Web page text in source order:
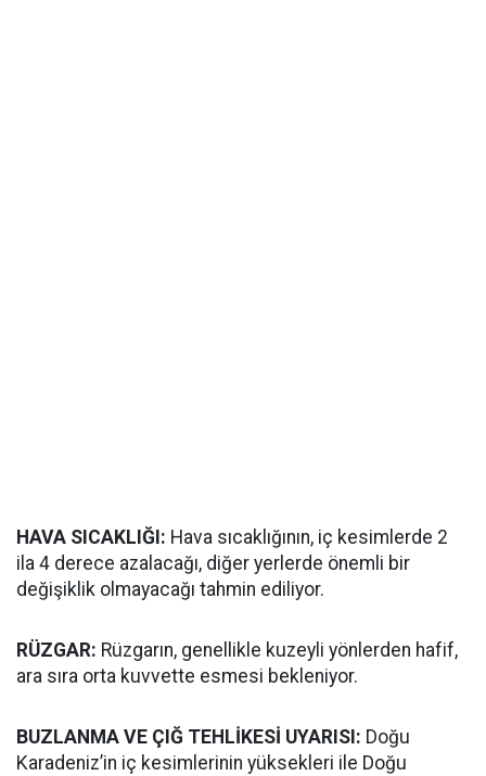
HAVA SICAKLIĞI: Hava sıcaklığının, iç kesimlerde 2
ila 4 derece azalacağı, diğer yerlerde önemli bir
değişiklik olmayacağı tahmin ediliyor.
RÜZGAR: Rüzgarın, genellikle kuzeyli yönlerden hafif,
ara sıra orta kuvvette esmesi bekleniyor.
BUZLANMA VE ÇIĞ TEHLİKESİ UYARISI: Doğu
Karadeniz’in iç kesimlerinin yüksekleri ile Doğu